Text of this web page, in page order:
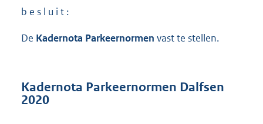
b e s l u i t :
De Kadernota Parkeernormen vast te stellen.
Kadernota Parkeernormen Dalfsen
2020